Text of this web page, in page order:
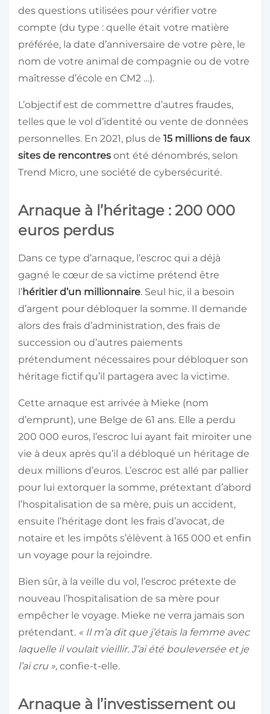
des questions utilisées pour vérifier votre
compte (du type : quelle était votre matière
préférée, la date d’anniversaire de votre père, le
nom de votre animal de compagnie ou de votre
maîtresse d’école en CM2 …).
L’objectif est de commettre d’autres fraudes,
telles que le vol d’identité ou vente de données
personnelles. En 2021, plus de 15 millions de faux
sites de rencontres ont été dénombrés, selon
Trend Micro, une société de cybersécurité.
Arnaque à l’héritage : 200 000
euros perdus
Dans ce type d’arnaque, l’escroc qui a déjà
gagné le cœur de sa victime prétend être
l’héritier d’un millionnaire. Seul hic, il a besoin
d’argent pour débloquer la somme. Il demande
alors des frais d’administration, des frais de
succession ou d’autres paiements
prétendument nécessaires pour débloquer son
héritage fictif qu’il partagera avec la victime.
Cette arnaque est arrivée à Mieke (nom
d’emprunt), une Belge de 61 ans. Elle a perdu
200 000 euros, l’escroc lui ayant fait miroiter une
vie à deux après qu’il a débloqué un héritage de
deux millions d’euros. L’escroc est allé par pallier
pour lui extorquer la somme, prétextant d’abord
l’hospitalisation de sa mère, puis un accident,
ensuite l’héritage dont les frais d’avocat, de
notaire et les impôts s’élèvent à 165 000 et enfin
un voyage pour la rejoindre.
Bien sûr, à la veille du vol, l’escroc prétexte de
nouveau l’hospitalisation de sa mère pour
empêcher le voyage. Mieke ne verra jamais son
prétendant. « Il m’a dit que j’étais la femme avec
laquelle il voulait vieillir. J’ai été boule­versée et je
l’ai cru », confie-t-elle.
Arnaque à l’investissement ou